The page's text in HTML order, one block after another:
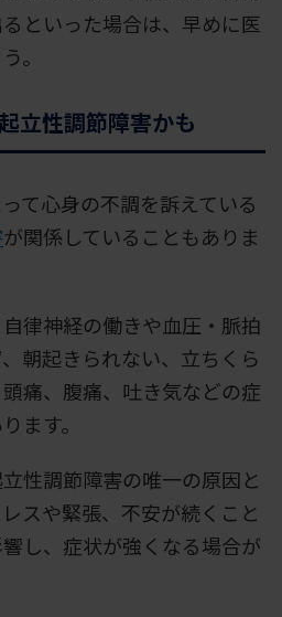
といった場合は、早めに医
。
立性調節障害かも
て心身の不調を訴えている
が関係していることもありま
律神経の働きや血圧・脈拍
朝起きられない、立ちくら
痛、腹痛、吐き気などの症
ます。
性調節障害の唯一の原因と
スや緊張、不安が続くこと
し、症状が強くなる場合が